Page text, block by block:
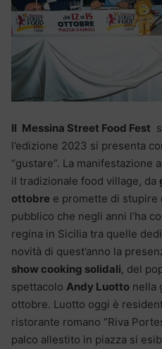
Il Messina Street Food Fest
l’edizione 2023 si presenta
“gustare”. La manifestazione
il tradizionale food village, da
ottobre e promette di stupire
pubblico che negli anni l’ha
regina in Sicilia tra quelle
novità di quest’anno la
show cooking solidali, del
spettacolo Andy Luotto nella
ottobre. Luotto oggi è
ristorante romano “Riva
palco allestito in piazza si